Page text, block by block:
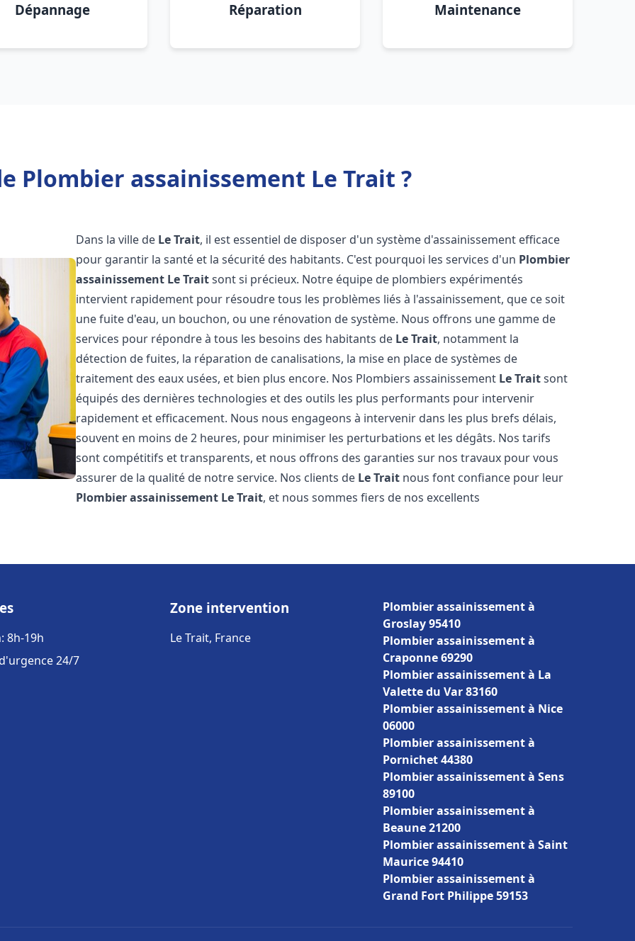
Dépannage Réparation Maintenance
Plombier assainissement Le Trait ?
Dans la ville de Le Trait, il est essentiel de disposer d'un système d'assainissement efficace
pour garantir la santé et la sécurité des habitants. C'est pourquoi les services d'un Plombier
assainissement Le Traitsont si précieux. Notre équipe de plombiers expérimentés
intervient rapidement pour résoudre tous les problèmes liés à l'assainissement, que ce soit
une fuite d'eau, un bouchon, ou une rénovation de système. Nous offrons une gamme de
services pour répondre à tous les besoins des habitants de Le Trait, notamment la
détection de fuites, la réparation de canalisations, la mise en place de systèmes de
traitement des eaux usées, et bien plus encore. Nos Plombiers assainissement Le Traitsont
équipés des dernières technologies et des outils les plus performants pour intervenir
rapidement et efficacement. Nous nous engageons à intervenir dans les plus brefs délais,
souvent en moins de 2 heures, pour minimiser les perturbations et les dégâts. Nos tarifs
sont compétitifs et transparents, et nous offrons des garanties sur nos travaux pour vous
assurer de la qualité de notre service. Nos clients de Le Trait nous font confiance pour leur
Plombier assainissement Le Trait, et nous sommes fiers de nos excellents
8h-19h
24/7
Zone intervention
Le Trait, France
Plombier assainissement à
Groslay 95410
Plombier assainissement à
Craponne 69290
Plombier assainissement à La
Valette du Var 83160
Plombier assainissement à Nice
06000
Plombier assainissement à
Pornichet 44380
Plombier assainissement à Sens
89100
Plombier assainissement à
Beaune 21200
Plombier assainissement à Saint
Maurice 94410
Plombier assainissement à
Grand Fort Philippe 59153